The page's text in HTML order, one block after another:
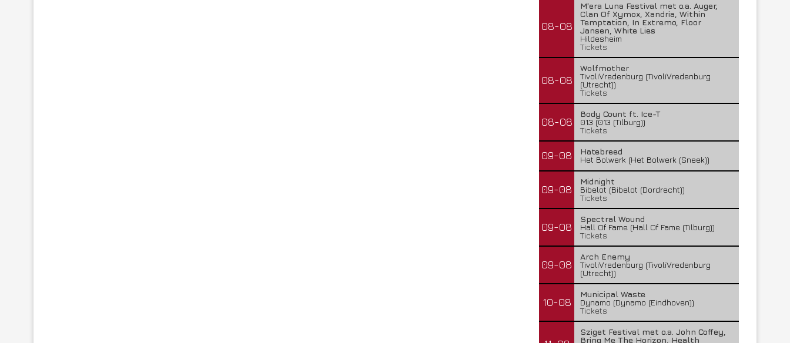
08-08
M'era Luna Festival met o.a. Auger,
Clan Of Xymox, Xandria, Within
Temptation, In Extremo, Floor
Jansen, White Lies
Hildesheim
Tickets
08-08
Wolfmother
TivoliVredenburg (TivoliVredenburg
(Utrecht))
Tickets
08-08
Body Count ft. Ice-T
013 (013 (Tilburg))
Tickets
09-08
Hatebreed
Het Bolwerk (Het Bolwerk (Sneek))
09-08
Midnight
Bibelot (Bibelot (Dordrecht))
Tickets
09-08
Spectral Wound
Hall Of Fame (Hall Of Fame (Tilburg))
Tickets
09-08
Arch Enemy
TivoliVredenburg (TivoliVredenburg
(Utrecht))
10-08
Municipal Waste
Dynamo (Dynamo (Eindhoven))
Tickets
Sziget Festival met o.a. John Coffey,
Bring Me The Horizon, Health